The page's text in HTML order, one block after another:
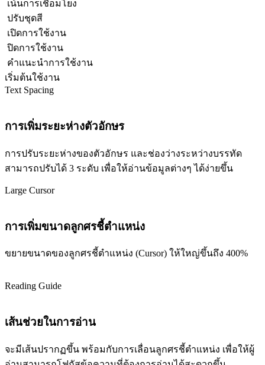
เน้นการเชื่อมโยง
ปรับชุดสี
เปิดการใช้งาน
ปิดการใช้งาน
คำแนะนำการใช้งาน
เริ่มต้นใช้งาน
Text Spacing
การเพิ่มระยะห่างตัวอักษร
การปรับระยะห่างของตัวอักษร และช่องว่างระหว่างบรรทัด
สามารถปรับได้ 3 ระดับ เพื่อให้อ่านข้อมูลต่างๆ ได้ง่ายขึ้น
Large Cursor
การเพิ่มขนาดลูกศรชี้ตำแหน่ง
ขยายขนาดของลูกศรชี้ตำแหน่ง (Cursor) ให้ใหญ่ขึ้นถึง 400%
Reading Guide
เส้นช่วยในการอ่าน
จะมีเส้นปรากฏขึ้น พร้อมกับการเลื่อนลูกศรชี้ตำแหน่ง เพื่อให้ผู้